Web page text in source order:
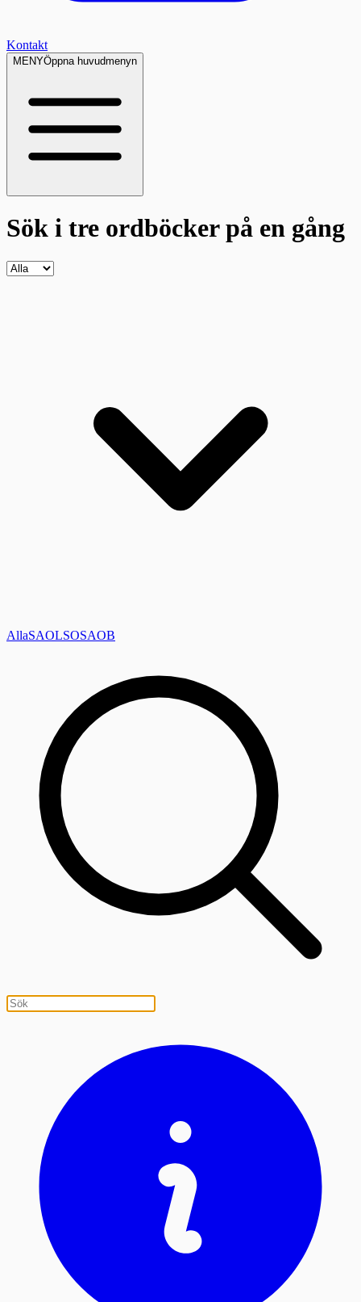
Kontakt
MENYÖppna huvudmenyn
Sök i tre ordböckerpå en gång
AllaSAOLSOSAOB